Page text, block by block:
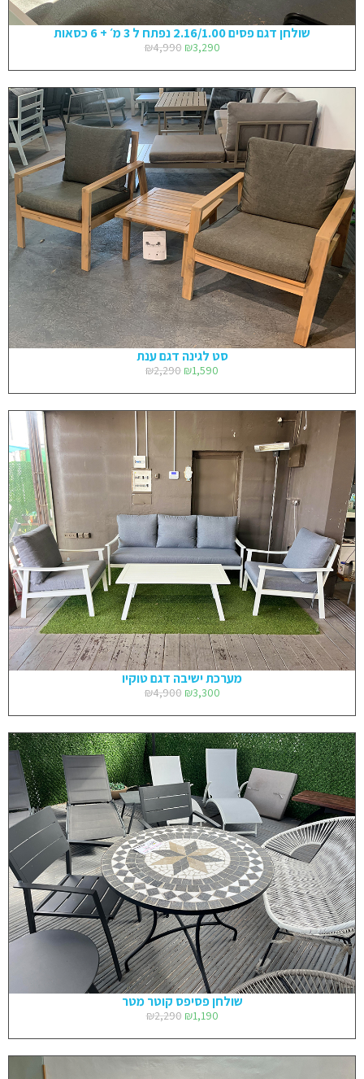
שולחן דגם פסים 2.16/1.00 נפתח ל 3 מ׳ + 6 כסאות
₪4,990 ₪3,290
סט לגינה דגם ענת
₪2,290 ₪1,590
מערכת ישיבה דגם טוקיו
₪4,900 ₪3,300
שולחן פסיפס קוטר מטר
₪2,290 ₪1,190